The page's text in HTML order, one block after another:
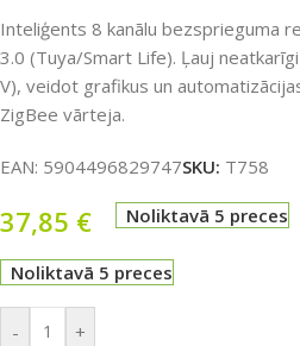
Inteliģents 8 kanālu bezsprieguma
3.0 (Tuya/Smart Life). Ļauj
V), veidot grafikus un
ZigBee vārteja.
EAN: 5904496829747SKU: T758
37,85 € Noliktavā 5 preces
Noliktavā 5 preces
- +